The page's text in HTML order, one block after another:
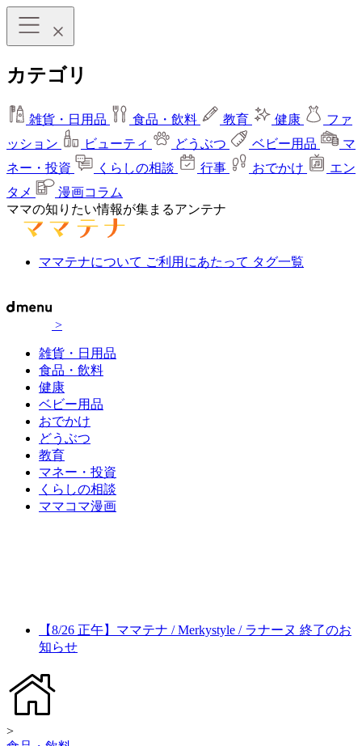
カテゴリ
雑貨・日用品 食品・飲料 教育 健康
ファ
ッション
ビューティ どうぶつ ベビー用品
マ
ネー・投資
くらしの相談 行事 おでかけ
エン
タメ
漫画コラム
ママの知りたい情報が集まるアンテナ
ママテナについて ご利用にあたって タグ一覧
>
雑貨・日用品
食品・飲料
健康
ベビー用品
おでかけ
どうぶつ
教育
マネー・投資
くらしの相談
ママコマ漫画
【8/26 正午】ママテナ / Merkystyle / ラナーヌ 終了のお
知らせ
>